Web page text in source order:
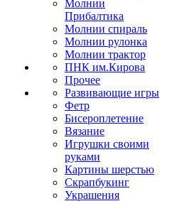
Молнии
Прибалтика
Молнии спираль
Молнии рулонка
Молнии трактор
ПНК им.Кирова
Прочее
Развивающие игры
Фетр
Бисероплетение
Вязание
Игрушки своими
руками
Картины шерстью
Скрапбукинг
Украшения